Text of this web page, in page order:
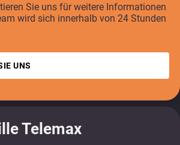
Sie uns für weitere Informationen
wird sich innerhalb von 24 Stunden
UNS
Telemax